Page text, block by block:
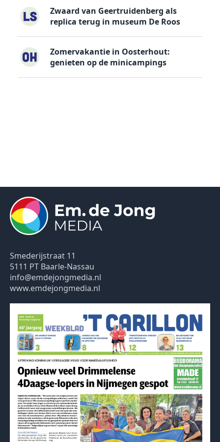
Zwaard van Geertruidenberg als
replica terug in museum De Roos
Zomervakantie in Oosterhout:
genieten op de minicampings
Smederijstraat 11
5111 PT Baarle-Nassau
info@emdejongmedia.nl
www.emdejongmedia.nl